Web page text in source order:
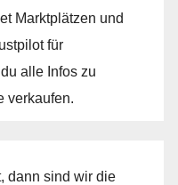
Marktplätzen und
für
alle Infos zu
verkaufen.
dann sind wir die